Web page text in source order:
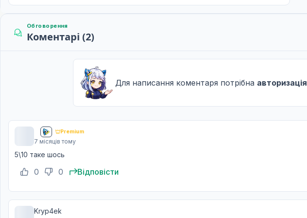
Обговорення
Коментарі (2)
Для написання коментаря потрібна авторизація
Premium
7 місяців тому
5\10 таке шось
0 0 Відповісти
Kryp4ek